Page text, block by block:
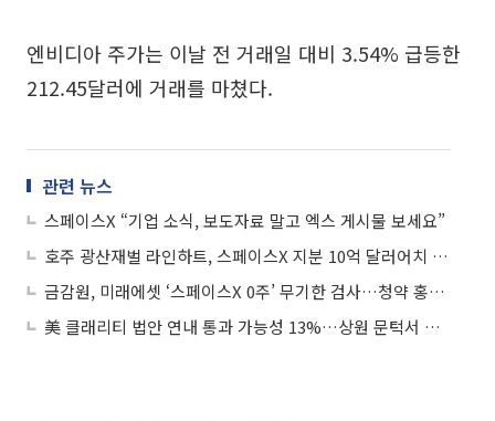
엔비디아 주가는 이날 전 거래일 대비 3.54% 급등한
212.45달러에 거래를 마쳤다.
관련 뉴스
스페이스X “기업 소식, 보도자료 말고 엑스 게시물 보세요”
호주 광산재벌 라인하트, 스페이스X 지분 10억 달러어치 매입
금감원, 미래에셋 ‘스페이스X 0주’ 무기한 검사…청약 홍보·내부통제 사정권
美 클래리티 법안 연내 통과 가능성 13%…상원 문턱서 제동